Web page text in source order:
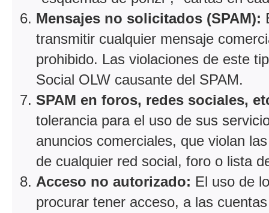
Mensajes no solicitados (SPAM):
transmitir cualquier mensaje
prohibido. Las violaciones de este
Social OLW causante del SPAM.
SPAM en foros, redes sociales,
tolerancia para el uso de sus
anuncios comerciales, que violan
de cualquier red social, foro o lista
Acceso no autorizado: El uso de
procurar tener acceso, a las